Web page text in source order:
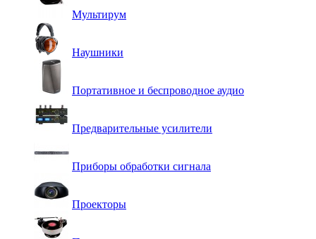
Мультирум
Наушники
Портативное и беспроводное аудио
Предварительные усилители
Приборы обработки сигнала
Проекторы